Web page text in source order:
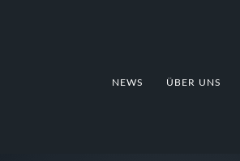
NEWS ÜBER UNS